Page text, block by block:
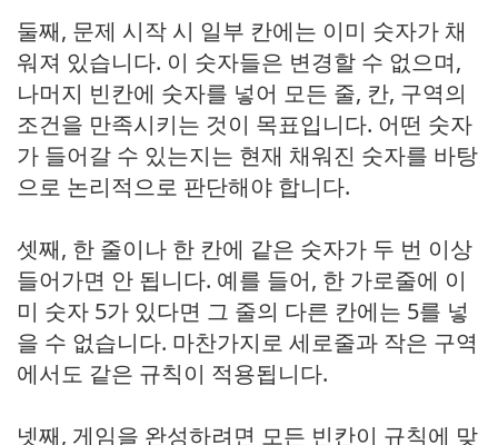
둘째, 문제 시작 시 일부 칸에는 이미 숫자가 채
워져 있습니다. 이 숫자들은 변경할 수 없으며,
나머지 빈칸에 숫자를 넣어 모든 줄, 칸, 구역의
조건을 만족시키는 것이 목표입니다. 어떤 숫자
가 들어갈 수 있는지는 현재 채워진 숫자를 바탕
으로 논리적으로 판단해야 합니다.
셋째, 한 줄이나 한 칸에 같은 숫자가 두 번 이상
들어가면 안 됩니다. 예를 들어, 한 가로줄에 이
미 숫자 5가 있다면 그 줄의 다른 칸에는 5를 넣
을 수 없습니다. 마찬가지로 세로줄과 작은 구역
에서도 같은 규칙이 적용됩니다.
넷째, 게임을 완성하려면 모든 빈칸이 규칙에 맞